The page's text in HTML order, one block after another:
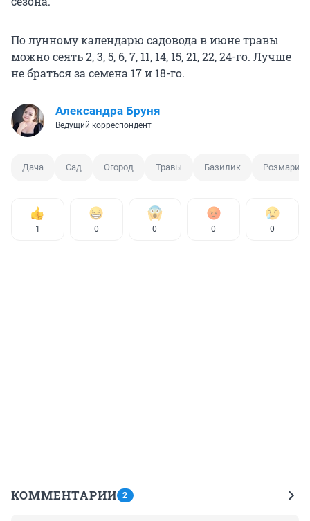
По лунному календарю садовода в июне травы
можно сеять 2, 3, 5, 6, 7, 11, 14, 15, 21, 22, 24-го. Лучше
не браться за семена 17 и 18-го.
Александра Бруня
Ведущий корреспондент
Дача Сад Огород Травы Базилик Розмарин
1 0 0 0 0
КОММЕНТАРИИ 2